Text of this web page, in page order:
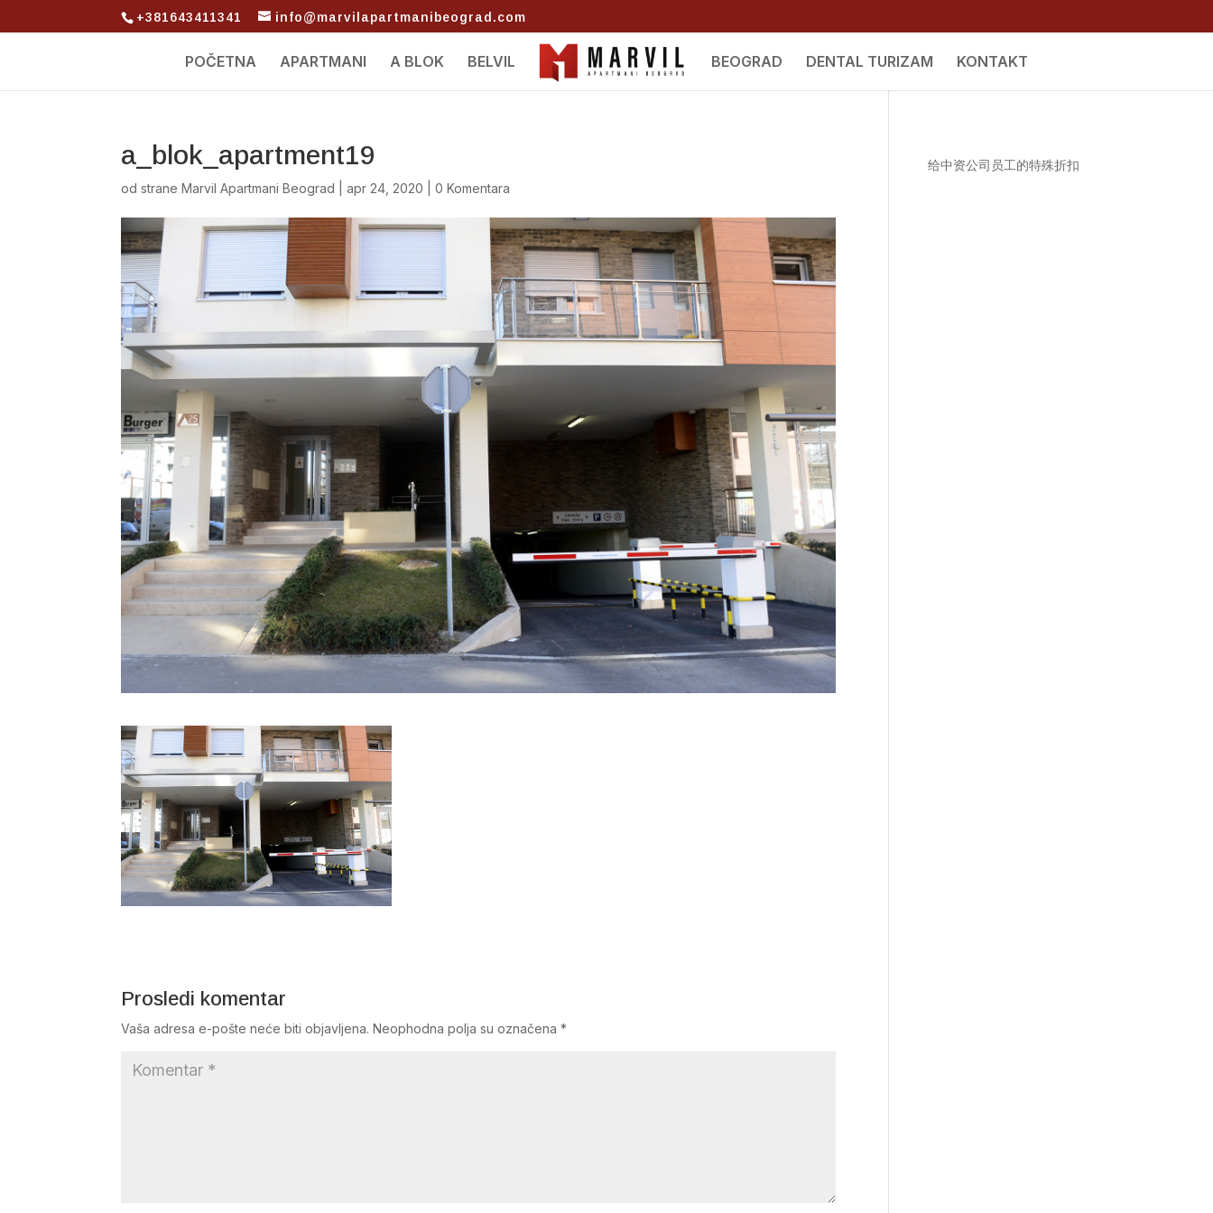
+381643411341 info@marvilapartmanibeograd.com
POČETNA APARTMANI A BLOK BELVIL BEOGRAD DENTAL TURIZAM KONTAKT
a_blok_apartment19
od straneMarvil Apartmani Beograd |apr 24, 2020 |0 Komentara
Prosledi komentar
Vaša adresa e-pošte neće biti objavljena. Neophodna polja su označena*
给中资公司员工的特殊折扣